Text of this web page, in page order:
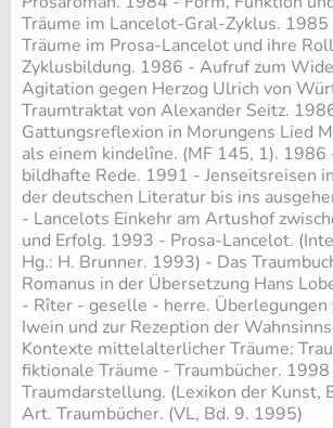
Träume im Lancelot-Gral-Zyklus.
Träume im Prosa-Lancelot und ihre
Zyklusbildung. 1986 - Aufruf zum
Agitation gegen Herzog Ulrich von
Traumtraktat von Alexander Seitz.
Gattungsreflexion in Morungens Lied
als einem kindelîne. (MF 145, 1). 1986
bildhafte Rede. 1991 - Jenseitsreisen
der deutschen Literatur bis ins
- Lancelots Einkehr am Artushof
und Erfolg. 1993 - Prosa-Lancelot.
Hg.: H. Brunner. 1993) - Das
Romanus in der Übersetzung Hans
- Rîter - geselle - herre. Überlegungen
Iwein und zur Rezeption der
Kontexte mittelalterlicher Träume:
fiktionale Träume - Traumbücher.
Traumdarstellung. (Lexikon der Kunst,
Art. Traumbücher. (VL, Bd. 9. 1995)